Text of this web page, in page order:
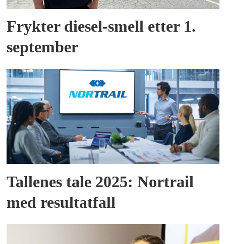
Frykter diesel-smell etter 1.
september
Tallenes tale 2025: Nortrail
med resultatfall